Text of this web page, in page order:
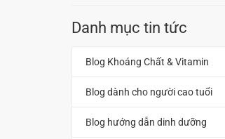
Danh mục tin tức
Blog Khoáng Chất & Vitamin
Blog dành cho người cao tuổi
Blog hướng dẫn dinh dưỡng